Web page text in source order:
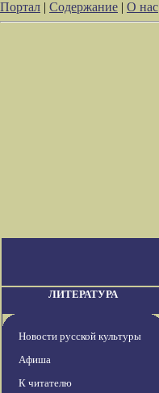
Портал | Содержание | О нас
ЛИТЕРАТУРА
Новости русской культуры
Афиша
К читателю